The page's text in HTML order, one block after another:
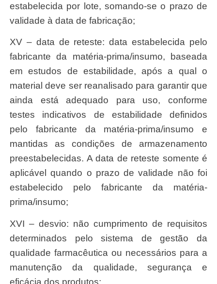
estabelecida por lote, somando-se o prazo de
validade à data de fabricação;
XV – data de reteste: data estabelecida pelo
fabricante da matéria-prima/insumo, baseada
em estudos de estabilidade, após a qual o
material deve ser reanalisado para garantir que
ainda está adequado para uso, conforme
testes indicativos de estabilidade definidos
pelo fabricante da matéria-prima/insumo e
mantidas as condições de armazenamento
preestabelecidas. A data de reteste somente é
aplicável quando o prazo de validade não foi
estabelecido pelo fabricante da matéria-
prima/insumo;
XVI – desvio: não cumprimento de requisitos
determinados pelo sistema de gestão da
qualidade farmacêutica ou necessários para a
manutenção da qualidade, segurança e
eficácia dos produtos;